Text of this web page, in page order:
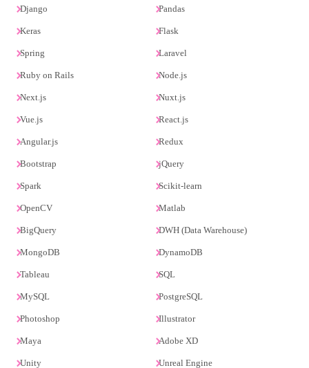
Django Pandas
Keras Flask
Spring Laravel
Ruby on Rails Node.js
Next.js Nuxt.js
Vue.js React.js
Angular.js Redux
Bootstrap jQuery
Spark Scikit-learn
OpenCV Matlab
BigQuery DWH (Data Warehouse)
MongoDB DynamoDB
Tableau SQL
MySQL PostgreSQL
Photoshop Illustrator
Maya Adobe XD
Unity Unreal Engine